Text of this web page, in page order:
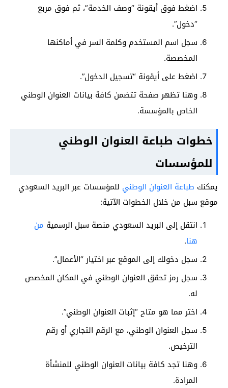
اضغط فوق أيقونة “وصف الخدمة”، ثم فوق مربع
“دخول”.
سجل اسم المستخدم وكلمة السر في أماكنها
المخصصة.
اضغط على أيقونة “تسجيل الدخول”.
وهنا تظهر صفحة تتضمن كافة بيانات العنوان الوطني
الخاص بالمؤسسة.
خطوات طباعة العنوان الوطني
للمؤسسات
يمكنك طباعة العنوان الوطني للمؤسسات عبر البريد السعودي
موقع سبل من خلال الخطوات الآتية:
انتقل إلى البريد السعودي منصة سبل الرسمية من
هنا.
سجل دخولك إلى الموقع عبر اختيار “الأعمال”.
سجل رمز تحقق العنوان الوطني في المكان المخصص
له.
اختر مما هو متاح “إثبات العنوان الوطني”.
سجل العنوان الوطني، مع الرقم التجاري أو رقم
الترخيص.
وهنا تجد كافة بيانات العنوان الوطني للمنشأة
المرادة.